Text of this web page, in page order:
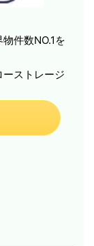
件数NO.1を
ストレージ